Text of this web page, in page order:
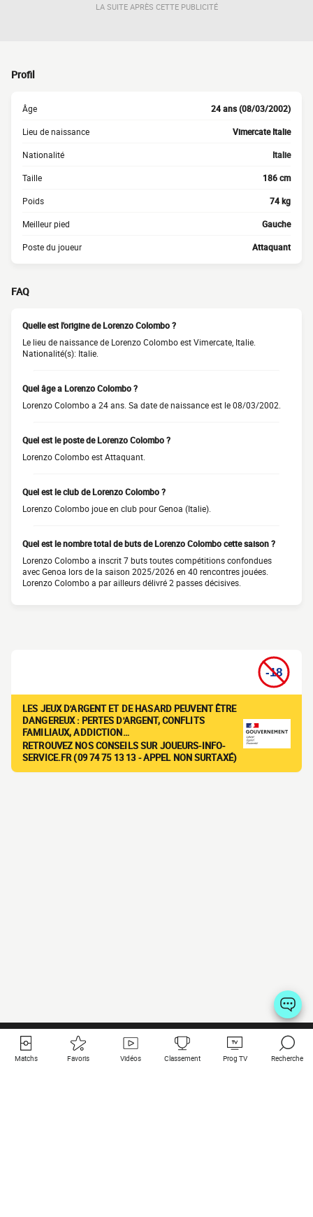
LA SUITE APRÈS CETTE PUBLICITÉ
Profil
Âge 24 ans (08/03/2002)
Lieu de naissance Vimercate Italie
Nationalité Italie
Taille 186 cm
Poids 74 kg
Meilleur pied Gauche
Poste du joueur Attaquant
FAQ
Quelle est l'origine de Lorenzo Colombo ?
Le lieu de naissance de Lorenzo Colombo est Vimercate, Italie.
Nationalité(s): Italie.
Quel âge a Lorenzo Colombo ?
Lorenzo Colombo a 24 ans. Sa date de naissance est le 08/03/2002.
Quel est le poste de Lorenzo Colombo ?
Lorenzo Colombo est Attaquant.
Quel est le club de Lorenzo Colombo ?
Lorenzo Colombo joue en club pour Genoa (Italie).
Quel est le nombre total de buts de Lorenzo Colombo cette saison ?
Lorenzo Colombo a inscrit 7 buts toutes compétitions confondues
avec Genoa lors de la saison 2025/2026 en 40 rencontres jouées.
Lorenzo Colombo a par ailleurs délivré 2 passes décisives.
LES JEUX D'ARGENT ET DE HASARD PEUVENT ÊTRE
DANGEREUX : PERTES D'ARGENT, CONFLITS
FAMILIAUX, ADDICTION…
RETROUVEZ NOS CONSEILS SUR JOUEURS-INFO-
SERVICE.FR (09 74 75 13 13 - APPEL NON SURTAXÉ)
Matchs Favoris Vidéos Classement Prog TV Recherche